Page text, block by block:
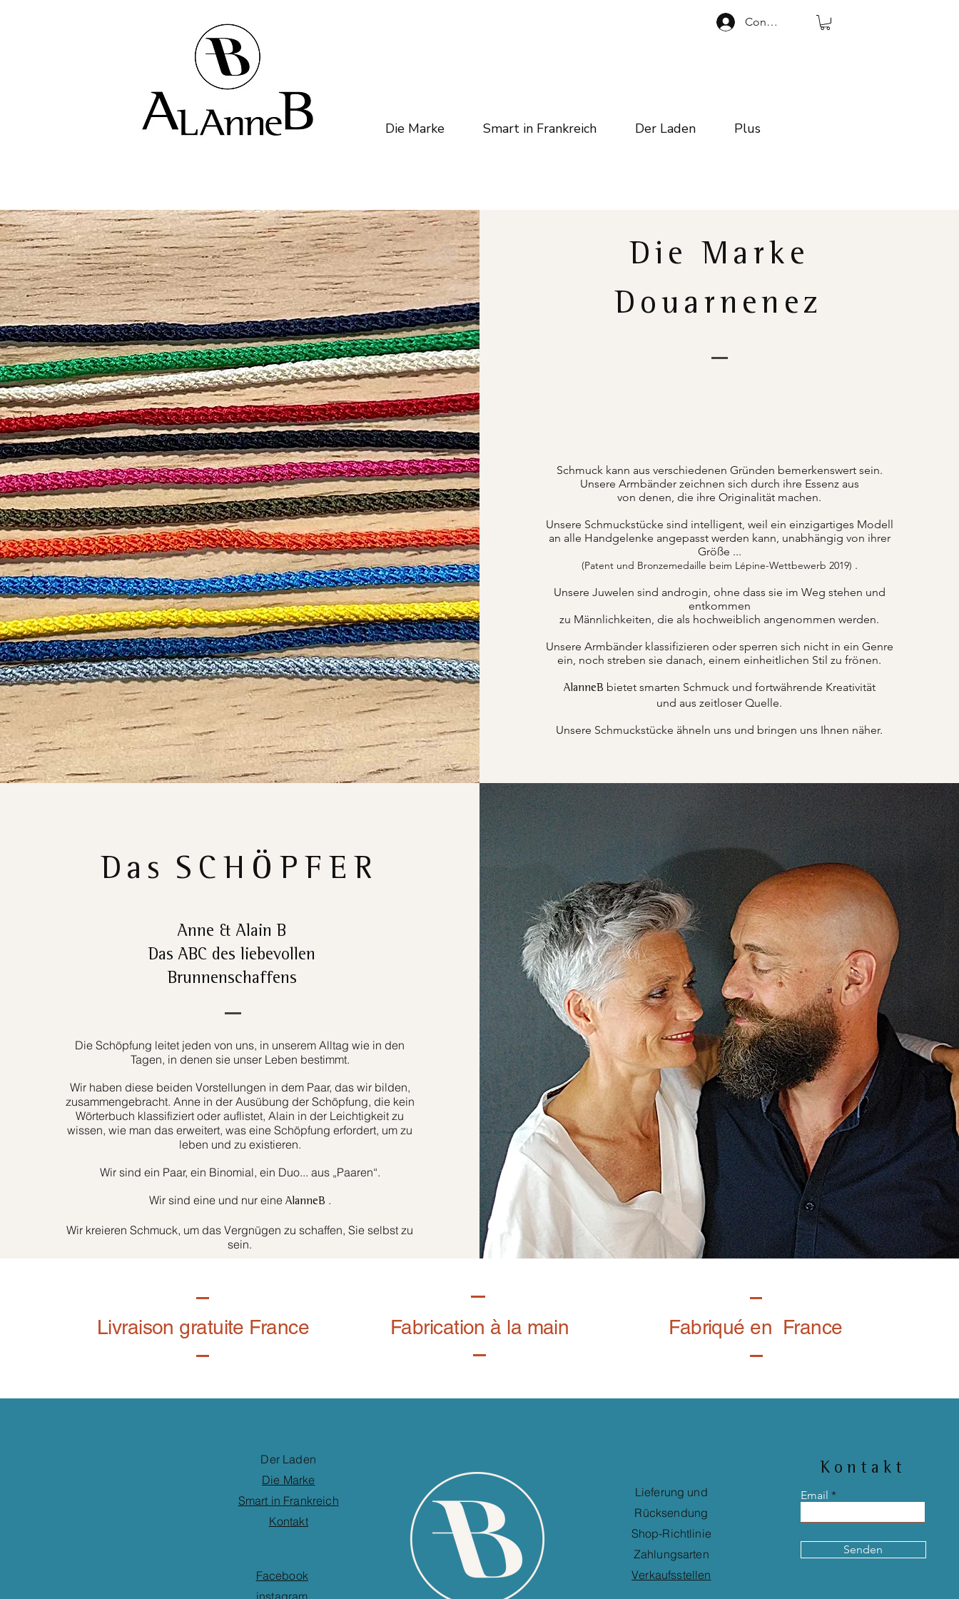
Connexion
Die Marke Smart in Frankreich Der Laden Plus
Die Marke
Douarnenez
Schmuck kann aus verschiedenen Gründen bemerkenswert sein.
Unsere Armbänder zeichnen sich durch ihre Essenz aus
von denen, die ihre Originalität machen.
Unsere Schmuckstücke sind intelligent, weil ein einzigartiges Modell
an alle Handgelenke angepasst werden kann, unabhängig von ihrer
Größe ...
(Patent und Bronzemedaille beim Lépine-Wettbewerb 2019) .
Unsere Juwelen sind androgin, ohne dass sie im Weg stehen und
entkommen
zu Männlichkeiten, die als hochweiblich angenommen werden.
Unsere Armbänder klassifizieren oder sperren sich nicht in ein Genre
ein, noch streben sie danach, einem einheitlichen Stil zu frönen.
AlanneB bietet smarten Schmuck und fortwährende Kreativität
und aus zeitloser Quelle.
Unsere Schmuckstücke ähneln uns und bringen uns Ihnen näher.
Das SCHÖPFER
Anne & Alain B
Das ABC des liebevollen
Brunnenschaffens
Die Schöpfung leitet jeden von uns, in unserem Alltag wie in den
Tagen, in denen sie unser Leben bestimmt.
Wir haben diese beiden Vorstellungen in dem Paar, das wir bilden,
zusammengebracht. Anne in der Ausübung der Schöpfung, die kein
Wörterbuch klassifiziert oder auflistet, Alain in der Leichtigkeit zu
wissen, wie man das erweitert, was eine Schöpfung erfordert, um zu
leben und zu existieren.
Wir sind ein Paar, ein Binomial, ein Duo... aus „Paaren“.
Wir sind eine und nur eine AlanneB .
Wir kreieren Schmuck, um das Vergnügen zu schaffen, Sie selbst zu
sein.
Livraison gratuite France Fabrication à la main Fabriqué en France
Der Laden
Die Marke
Smart in Frankreich
Kontakt
Facebook
instagram
Lieferung und
Rücksendung
Shop-Richtlinie
Zahlungsarten
Verkaufsstellen
Kontakt
Email
Senden